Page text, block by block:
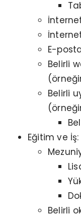
İnternet
E-
Belirli
Belirli
Eğitim ve İş:
Belirli